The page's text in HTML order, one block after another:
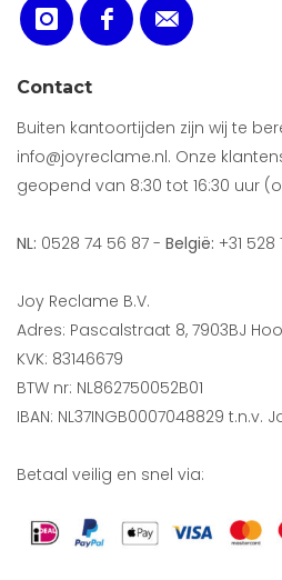
Contact
Buiten kantoortijden zijn wij te
info@joyreclame.nl. Onze
geopend van 8:30 tot 16:30 uur
NL: 0528 74 56 87 - België: +31
Joy Reclame B.V.
Adres: Pascalstraat 8, 7903BJ
KVK: 83146679
BTW nr: NL862750052B01
IBAN: NL37INGB0007048829 t.n.v.
Betaal veilig en snel via: